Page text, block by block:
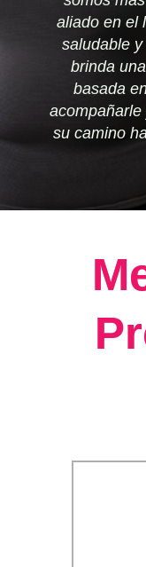
aliado en el
saludable
brinda
basada
su camino